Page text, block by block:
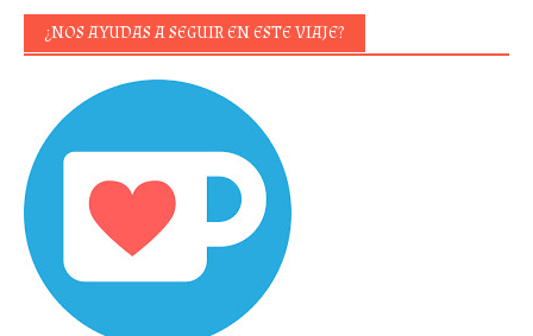
¿NOS AYUDAS A SEGUIR EN ESTE VIAJE?